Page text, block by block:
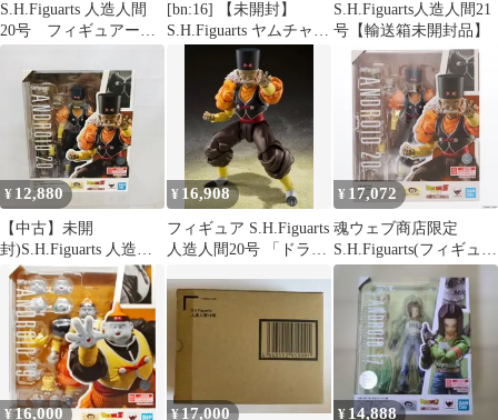
S.H.Figuarts 人造人間
20号 フィギュアー
[bn:16] 【未開封】
S.H.Figuarts ヤムチャ -
地球人屈指の実力者-
ドラゴンボールZ◆新
S.H.Figuarts人造人間21
号【輸送箱未開封品￼￼】
¥ 12,880
【中古】未開
封)S.H.Figuarts 人造人
間20号[22]
¥ 16,908
フィギュア S.H.Figuarts
人造人間20号 「ドラゴ
商店限定【14日以内発
送】
¥ 17,072
魂ウェブ商店限定
S.H.Figuarts(フィギュア
ーツ) 人造人間20号 ド
ラゴンボールZ 完成品
可動フィギュア バンダ
イスピリッツ
¥16,000 ¥17,000 ¥ 14,888